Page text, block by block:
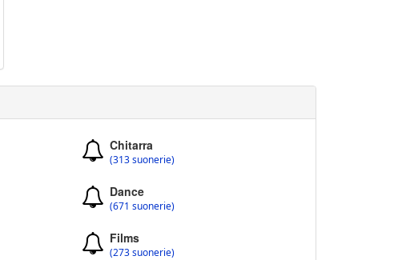
Chitarra
(313 suonerie)
Dance
(671 suonerie)
Films
(273 suonerie)